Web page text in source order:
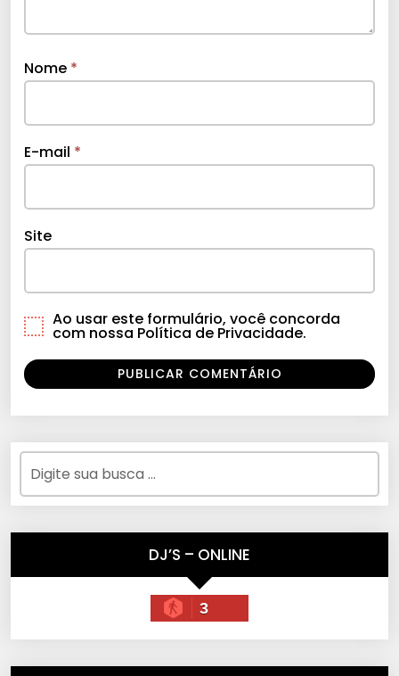
Nome *
E-mail *
Site
Ao usar este formulário, você concorda
com nossa Política de Privacidade.
DJ’S – ONLINE
3